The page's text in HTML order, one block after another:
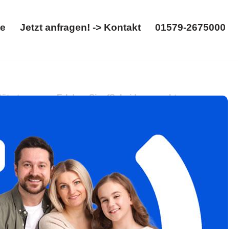
Jetzt anfragen! -> Kontakt 01579-2675000
Erleben Sie ✓Scheidungsrecht,